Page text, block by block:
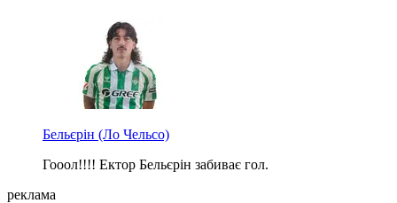
Бельєрін (Ло Чельсо)
Гооол!!!! Ектор Бельєрін забиває гол.
реклама